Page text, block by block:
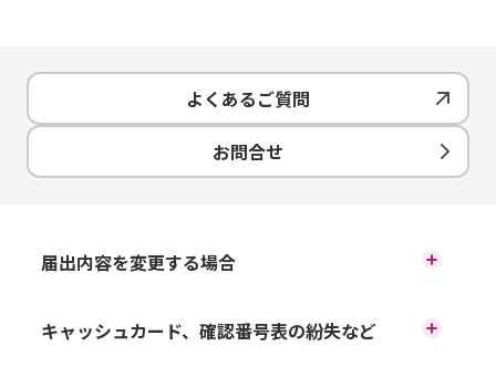
24時間
ンスの為ご利用できません。その他、不定期のシステムメ
ンテナンス時もご利用できません。
お手続き方法
ログインパスワード・取引パスワードの変更
グイン後、上部のメニューから
｢お客さま情報・各種設定｣を選
よくあるご質問
お問合せ
届出内容を変更する場合
住所・電話番号の変更
キャッシュカード、確認番号表の紛失など